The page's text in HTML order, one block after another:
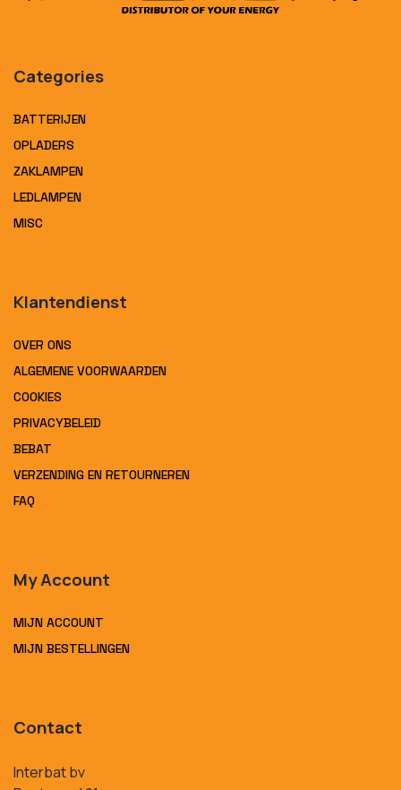
Categories
BATTERIJEN
OPLADERS
ZAKLAMPEN
LEDLAMPEN
MISC
Klantendienst
OVER ONS
ALGEMENE VOORWAARDEN
COOKIES
PRIVACYBELEID
BEBAT
VERZENDING EN RETOURNEREN
FAQ
My Account
MIJN ACCOUNT
MIJN BESTELLINGEN
Contact
Interbat bv